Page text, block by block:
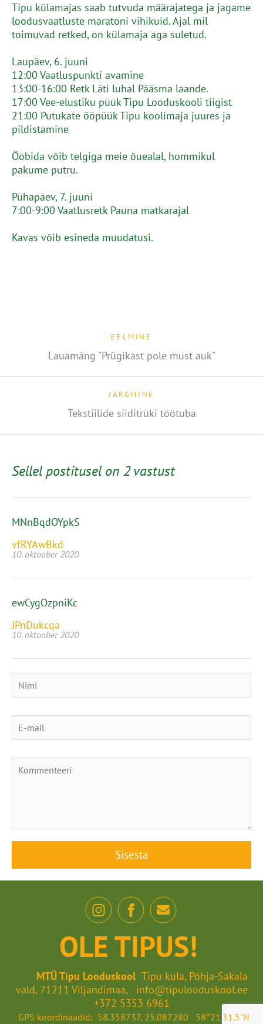
Tipu külamajas saab tutvuda määrajatega ja jagame
loodusvaatluste maratoni vihikuid. Ajal mil
toimuvad retked, on külamaja aga suletud.
Laupäev, 6. juuni
12:00 Vaatluspunkti avamine
13:00-16:00 Retk Läti luhal Pääsma laande.
17:00 Vee-elustiku püük Tipu Looduskooli tiigist
21:00 Putukate ööpüük Tipu koolimaja juures ja
pildistamine
Ööbida võib telgiga meie õuealal, hommikul
pakume putru.
Pühapäev, 7. juuni
7:00-9:00 Vaatlusretk Pauna matkarajal
Kavas võib esineda muudatusi.
EELMINE
Lauamäng "Prügikast pole must auk"
JÄRGMINE
Tekstiilide siiditrüki töötuba
Sellel postitusel on 2 vastust
MNnBqdOYpkS
vfRYAwBkd
10. oktoober 2020
ewCygOzpniKc
JPnDukcqa
10. oktoober 2020
OLE TIPUS!
MTÜ Tipu Looduskool Tipu küla, Põhja-Sakala
vald, 71211 Viljandimaa, info@tipulooduskool.ee
+372 5353 6961
GPS koordinaadid: 58.358737, 25.087280 58°21'31.5"N